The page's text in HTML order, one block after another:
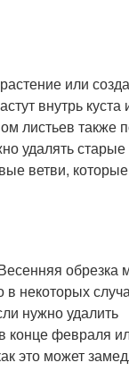
или
внутрь куста
листьев также
удалять старые
ветви, которые
обрезка
в некоторых
нужно удалить
конце февраля
это может